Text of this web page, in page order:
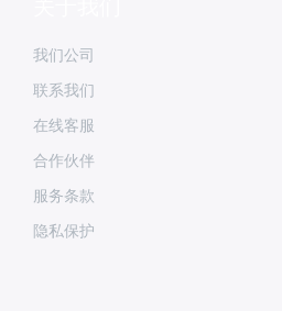
我们公司
联系我们
在线客服
合作伙伴
服务条款
隐私保护